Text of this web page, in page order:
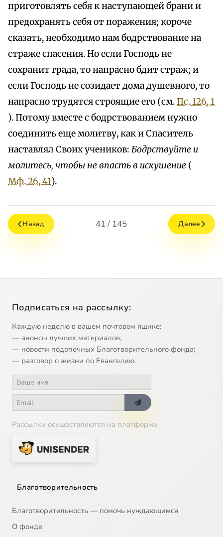
приготовлять себя к наступающей брани и
предохранять себя от поражения; короче
сказать, необходимо нам бодрствование на
страже спасения. Но если Господь не
сохранит града, то напрасно бдит страж; и
если Господь не созидает дома душевного, то
напрасно трудятся строящие его (см.Пс. 126, 1
). Потому вместе с бодрствованием нужно
соединить еще молитву, как и Спаситель
наставлял Своих учеников: Бодрствуйте и
молитесь, чтобы не впасть в искушение (
Мф. 26, 41).
Назад 41 / 145 Далее
Подписаться на рассылку:
Каждую неделю в вашем почтовом ящике:
— анонсы лучших материалов;
— новости подопечных Благотворительного фонда;
— разговор о жизни по Евангелию.
Рассылки осуществляются на платформе
Благотворительность
Благотворительность — помочь нуждающимся
О фонде